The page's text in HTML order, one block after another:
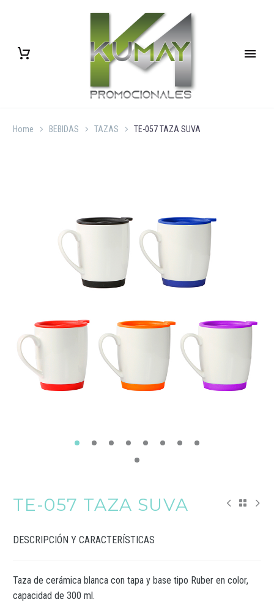
Home BEBIDAS TAZAS TE-057 TAZA SUVA
TE-057 TAZA SUVA
DESCRIPCIÓN Y CARACTERÍSTICAS
Taza de cerámica blanca con tapa y base tipo Ruber en color,
capacidad de 300 ml.